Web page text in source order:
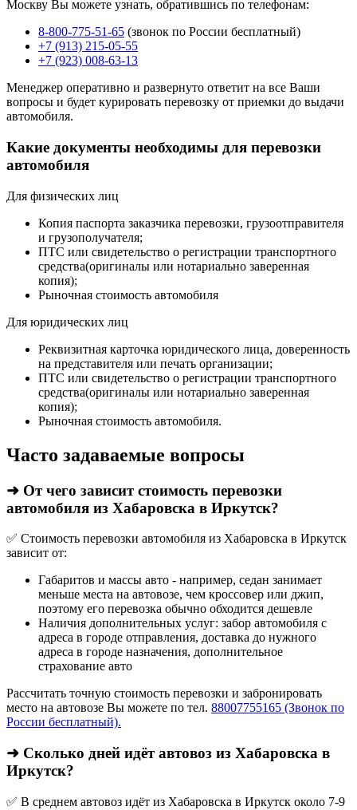
Москву Вы можете узнать, обратившись по телефонам:
8-800-775-51-65 (звонок по России бесплатный)
+7 (913) 215-05-55
+7 (923) 008-63-13
Менеджер оперативно и развернуто ответит на все Ваши
вопросы и будет курировать перевозку от приемки до выдачи
автомобиля.
Какие документы необходимы для перевозки
автомобиля
Для физических лиц
Копия паспорта заказчика перевозки, грузоотправителя
и грузополучателя;
ПТС или свидетельство о регистрации транспортного
средства(оригиналы или нотариально заверенная
копия);
Рыночная стоимость автомобиля
Для юридических лиц
Реквизитная карточка юридического лица, доверенность
на представителя или печать организации;
ПТС или свидетельство о регистрации транспортного
средства(оригиналы или нотариально заверенная
копия);
Рыночная стоимость автомобиля.
Часто задаваемые вопросы
➜ От чего зависит стоимость перевозки
автомобиля из Хабаровска в Иркутск?
✅ Стоимость перевозки автомобиля из Хабаровска в Иркутск
зависит от:
Габаритов и массы авто - например, седан занимает
меньше места на автовозе, чем кроссовер или джип,
поэтому его перевозка обычно обходится дешевле
Наличия дополнительных услуг: забор автомобиля с
адреса в городе отправления, доставка до нужного
адреса в городе назначения, дополнительное
страхование авто
Рассчитать точную стоимость перевозки и забронировать
место на автовозе Вы можете по тел. 88007755165 (Звонок по
России бесплатный).
➜ Сколько дней идёт автовоз из Хабаровска в
Иркутск?
✅ В среднем автовоз идёт из Хабаровска в Иркутск около 7-9